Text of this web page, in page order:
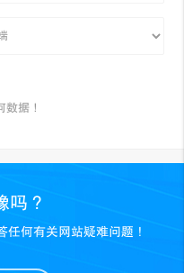
据！
吗？
何有关网站疑难问题！